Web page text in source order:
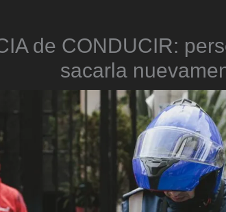
de CONDUCIR:
sacarla